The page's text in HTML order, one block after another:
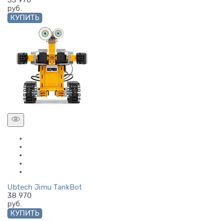
руб.
КУПИТЬ
Ubtech Jimu TankBot
38 970
руб.
КУПИТЬ